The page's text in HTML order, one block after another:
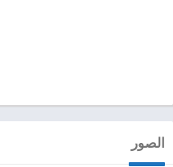
الصور